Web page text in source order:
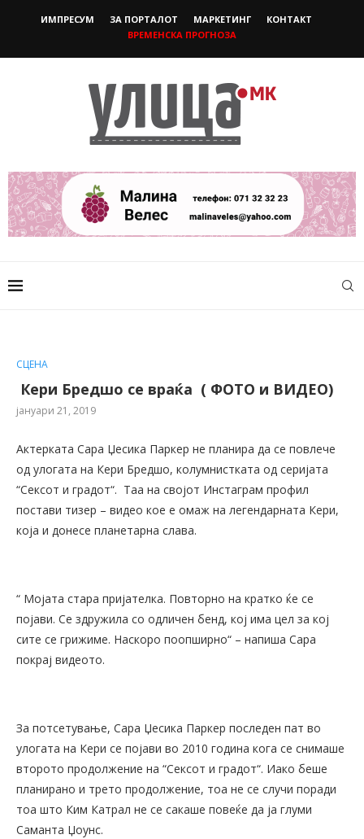
ИМПРЕСУМ ЗА ПОРТАЛОТ МАРКЕТИНГ
КОНТАКТ
ВРЕМЕНСКА ПРОГНОЗА
СЦЕНА
Кери Бредшо се враќа ( ФОТО и ВИДЕО)
јануари 21, 2019
Актерката Сара Џесика Паркер не планира да се повлече
од улогата на Кери Бредшо, колумнистката од серијата
“Сексот и градот“. Таа на својот Инстаграм профил
постави тизер – видео кое е омаж на легендарната Кери,
која и донесе планетарна слава.
“ Мојата стара пријателка. Повторно на кратко ќе се
појави. Се здружила со одличен бенд, кој има цел за кој
сите се грижиме. Наскоро поопширно“ – напиша Сара
покрај видеото.
За потсетување, Сара Џесика Паркер последен пат во
улогата на Кери се појави во 2010 година кога се снимаше
второто продолжение на “Сексот и градот“. Иако беше
планирано и трето продолжение, тоа не се случи поради
тоа што Ким Катрал не се сакаше повеќе да ја глуми
Саманта Џоунс.